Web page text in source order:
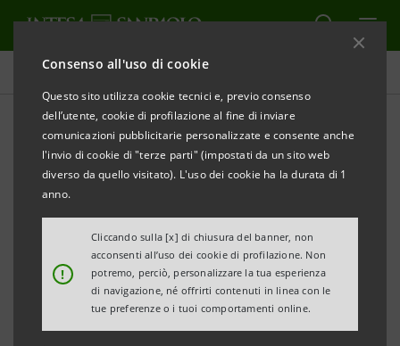
Consenso all'uso di cookie
Questo sito utilizza cookie tecnici e, previo consenso
dell’utente, cookie di profilazione al fine di inviare
comunicazioni pubblicitarie personalizzate e consente anche
l'invio di cookie di "terze parti" (impostati da un sito web
diverso da quello visitato). L'uso dei cookie ha la durata di 1
anno.
!
Cliccando sulla [x] di chiusura del banner, non
acconsenti all’uso dei cookie di profilazione. Non
potremo, perciò, personalizzare la tua esperienza
di navigazione, né offrirti contenuti in linea con le
tue preferenze o i tuoi comportamenti online.
Comunicati stampa
STAMPA AGGIORNA
COMUNICATO STAMPA
INTESA SANPAOLO LANCIA IL NUOVO MODELLO DI
UNA “PIAZZA DELL’ECONOMIA REALE” PENSATA PER
LE FAMIGLIE, LE IMPRESE, L’INNOVAZIONE, IL
LAVORO E LA CULTURA
PER L’OCCASIONE DAL 27 OTTOBRE AL VIA IL